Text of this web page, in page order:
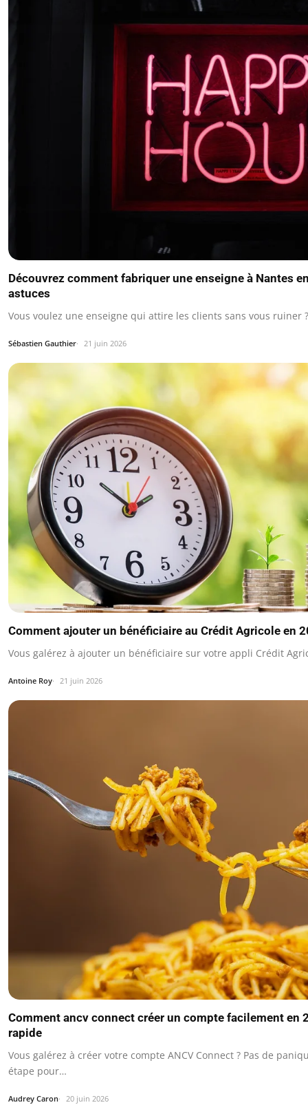
Découvrez comment fabriquer une enseigne à Nantes
astuces
Vous voulez une enseigne qui attire les clients sans vous ruiner ?
Sébastien Gauthier 21 juin 2026
Comment ajouter un bénéficiaire au Crédit Agricole en
Vous galérez à ajouter un bénéficiaire sur votre appli Crédit
Antoine Roy 21 juin 2026
Comment ancv connect créer un compte facilement en
rapide
Vous galérez à créer votre compte ANCV Connect ? Pas de
étape pour…
Audrey Caron 20 juin 2026